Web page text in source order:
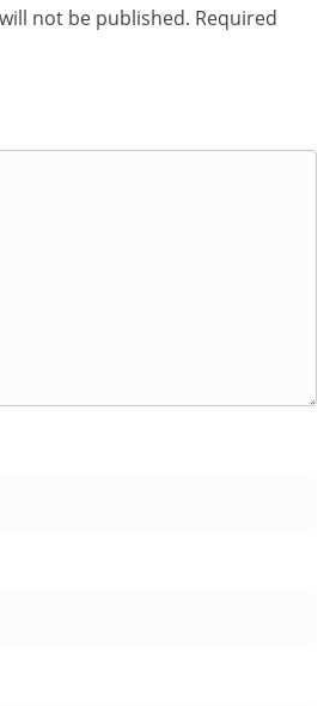
not be published. Required